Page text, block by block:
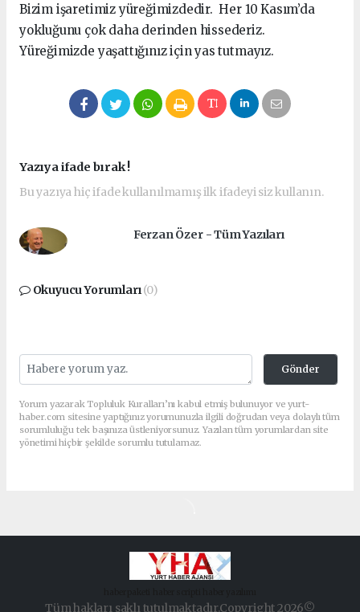
Bizim işaretimiz yüreğimizdedir. Her 10 Kasım’da
yokluğunu çok daha derinden hissederiz.
Yüreğimizde yaşattığınız için yas tutmayız.
Yazıya ifade bırak !
Bu yazıya hiç ifade kullanılmamış ilk ifadeyi siz kullanın.
Ferzan Özer - Tüm Yazıları
Okuyucu Yorumları(0)
Gönder
Yorum yazarak Topluluk Kuralları’nı kabul etmiş bulunuyor ve yurt-
haber.com sitesine yaptığınız yorumunuzla ilgili doğrudan veya dolaylı tüm
sorumluluğu tek başınıza üstleniyorsunuz. Yazılan tüm yorumlardan site
yönetimi hiçbir şekilde sorumlu tutulamaz.
Tüm hakları saklı tutulmaktadır.Copyright 2026©